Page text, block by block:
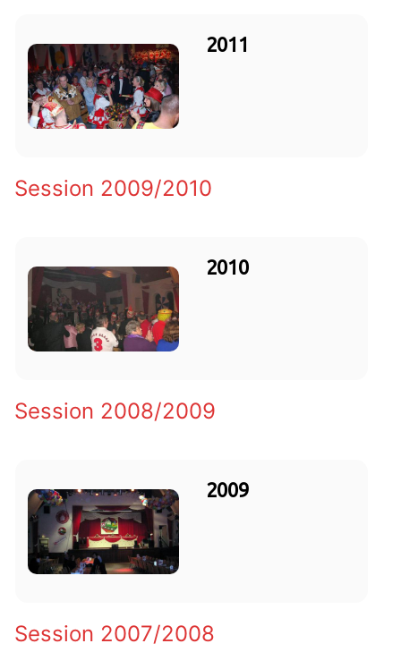
2011
Session 2009/2010
2010
Session 2008/2009
2009
Session 2007/2008